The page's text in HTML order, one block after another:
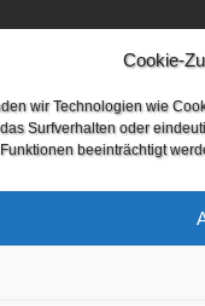
Cookie-
wir Technologien wie
Surfverhalten oder
beeinträchtigt